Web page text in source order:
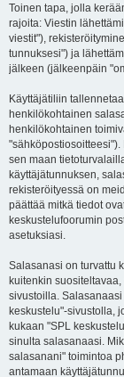
Toinen tapa, jolla
rajoita: Viestin
viestit"),
tunnuksesi") ja
jälkeen (jälkeenpäin
Käyttäjätiliin
henkilökohtainen
henkilökohtainen
sen maan
käyttäjätunnuksen,
rekisteröityessä on
päättää mitkä tiedot
keskustelufoorumin
asetuksiasi.
Salasanasi on turvattu
kuitenkin
sivustoilla.
keskustelu"-sivustolla,
kukaan "SPL
sinulta salasanaasi.
salasanani" toimintoa
antamaan